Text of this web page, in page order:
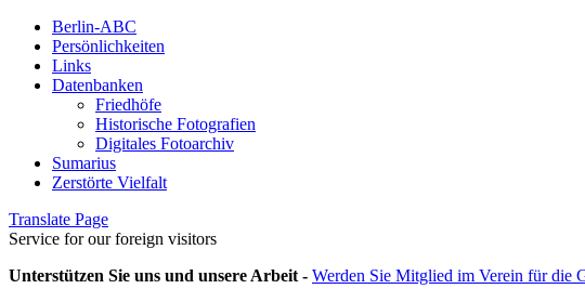
Berlin-ABC
Persönlichkeiten
Links
Datenbanken
Friedhöfe
Historische Fotografien
Digitales Fotoarchiv
Sumarius
Zerstörte Vielfalt
Translate Page
Service for our foreign visitors
Unterstützen Sie uns und unsere Arbeit - Werden Sie Mitglied im Verein für die